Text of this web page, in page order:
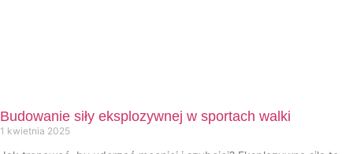
Budowanie siły eksplozywnej w sportach walki
1 kwietnia 2025